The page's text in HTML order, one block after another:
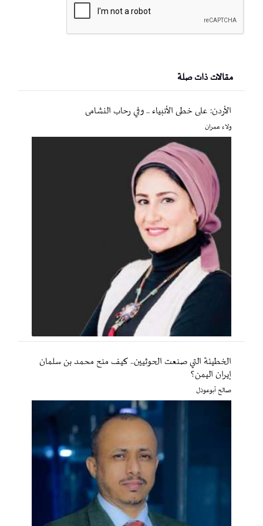
مقالات ذات صلة
الأردن: على خطى الأنبياء .. وفي رحاب النشامى
ولاء عمران
الخطيئة التي صنعت الحوثيين.. كيف منح محمد بن سلمان
إيران اليمن؟
صالح أبوعوذل